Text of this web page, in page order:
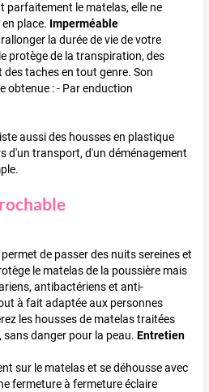
parfaitement le matelas, elle ne
place. Imperméable
la durée de vie de votre
protège de la transpiration, des
taches en tout genre. Son
obtenue : - Par enduction
aussi des housses en plastique
d'un transport, d'un déménagement
de passer des nuits sereines et
le matelas de la poussière mais
antibactériens et anti-
à fait adaptée aux personnes
les housses de matelas traitées
danger pour la peau. Entretien
sur le matelas et se déhousse avec
fermeture à fermeture éclaire